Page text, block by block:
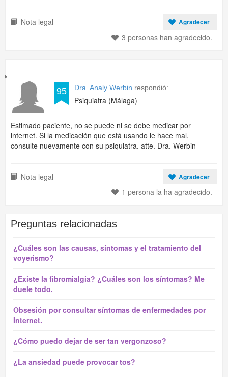
Nota legal Agradecer
3 personas han agradecido.
95 Dra. Analy Werbin respondió:
Psiquiatra (Málaga)
Estimado paciente, no se puede ni se debe medicar por
internet. Si la medicación que está usando le hace mal,
consulte nuevamente con su psiquiatra. atte. Dra. Werbin
Nota legal Agradecer
1 persona la ha agradecido.
Preguntas relacionadas
¿Cuáles son las causas, síntomas y el tratamiento del
voyerismo?
¿Existe la fibromialgia? ¿Cuáles son los síntomas? Me
duele todo.
Obsesión por consultar síntomas de enfermedades por
Internet.
¿Cómo puedo dejar de ser tan vergonzoso?
¿La ansiedad puede provocar tos?